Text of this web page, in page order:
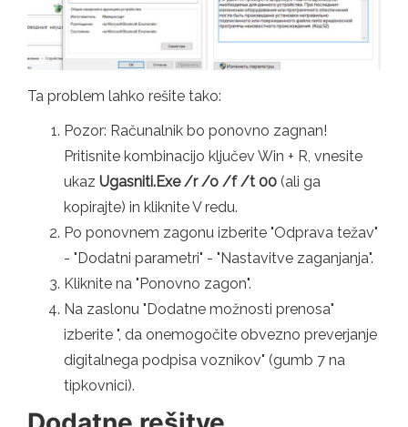
Ta problem lahko rešite tako:
Pozor: Računalnik bo ponovno zagnan!
Pritisnite kombinacijo ključev Win + R, vnesite
ukaz Ugasniti.Exe /r /o /f /t 00 (ali ga
kopirajte) in kliknite V redu.
Po ponovnem zagonu izberite "Odprava težav"
- "Dodatni parametri" - "Nastavitve zaganjanja".
Kliknite na "Ponovno zagon".
Na zaslonu "Dodatne možnosti prenosa"
izberite ", da onemogočite obvezno preverjanje
digitalnega podpisa voznikov" (gumb 7 na
tipkovnici).